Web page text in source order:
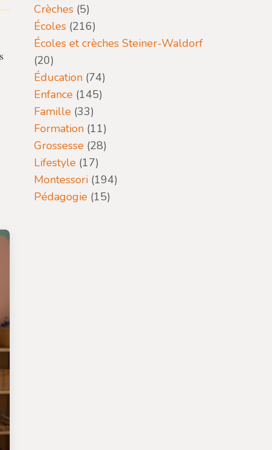
Crèches (5)
Écoles (216)
Écoles et crèches Steiner-Waldorf
(20)
Éducation (74)
Enfance (145)
Famille (33)
Formation (11)
Grossesse (28)
Lifestyle (17)
Montessori (194)
Pédagogie (15)